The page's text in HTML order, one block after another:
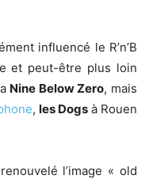
influencé le R’n’B
et peut-être plus loin
Nine Below Zero, mais
, les Dogs à Rouen
l’image « old